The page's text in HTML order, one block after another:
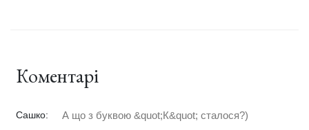
Коментарі
Сашко: А що з буквою &quot;К&quot; сталося?)